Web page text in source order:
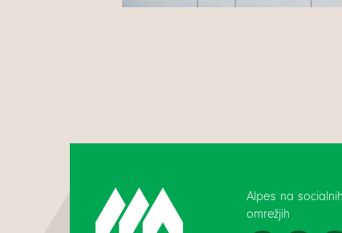
Alpes na socialnih
omrežjih